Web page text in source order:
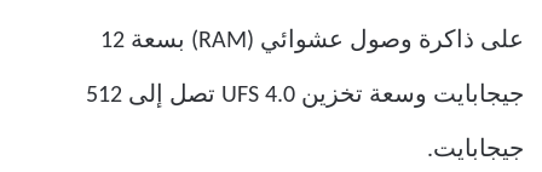
على ذاكرة وصول عشوائي (RAM) بسعة 12
جيجابايت وسعة تخزين UFS 4.0 تصل إلى 512
جيجابايت.